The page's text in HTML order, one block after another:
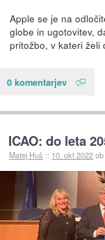
Apple se je na
globe in ugotovitev,
pritožbo, v kateri želi
0 komentarjev
ICAO: do leta
Matej Huš :: 10. okt 2022